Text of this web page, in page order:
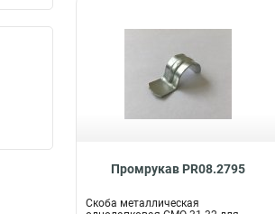
Промрукав PR08.2795
Скоба металлическая